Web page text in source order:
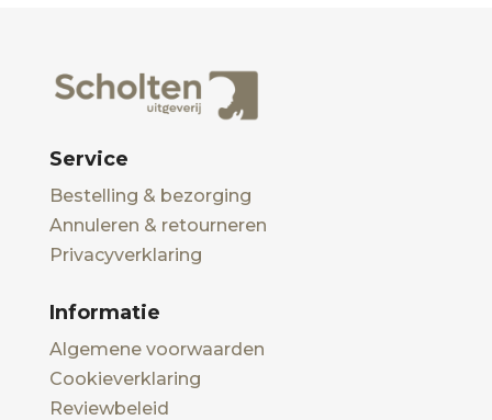
Service
Bestelling & bezorging
Annuleren & retourneren
Privacyverklaring
Informatie
Algemene voorwaarden
Cookieverklaring
Reviewbeleid